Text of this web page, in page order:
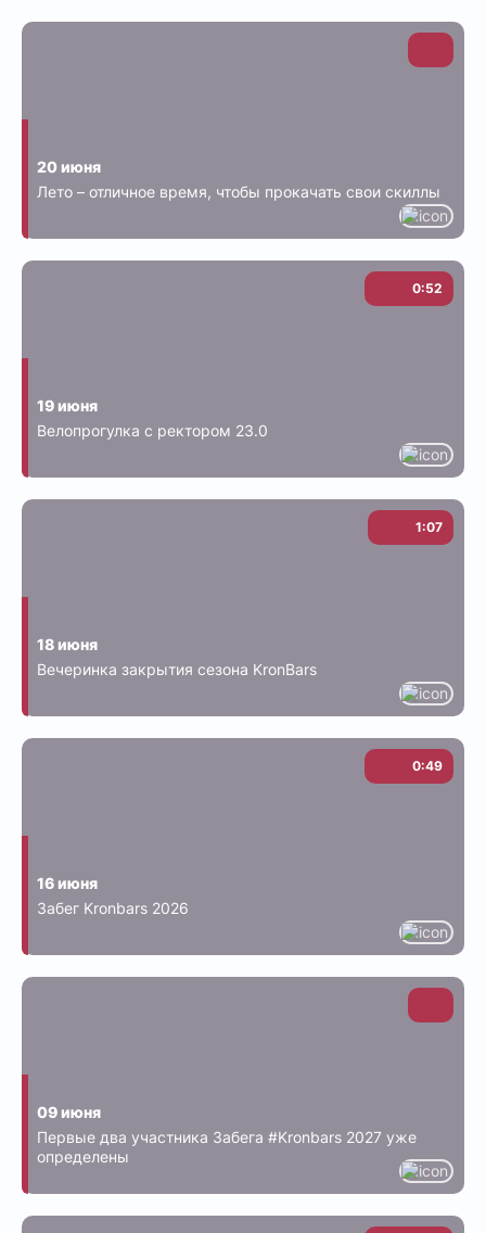
20 июня
Лето – отличное время, чтобы прокачать свои скиллы
19 июня
Велопрогулка с ректором 23.0
0:52
18 июня
Вечеринка закрытия сезона KronBars
1:07
16 июня
Забег Kronbars 2026
0:49
09 июня
Первые два участника Забега #Kronbars 2027 уже
определены